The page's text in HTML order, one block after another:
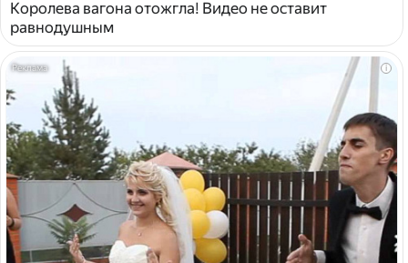
Королева вагона отожгла! Видео не оставит
равнодушным
i